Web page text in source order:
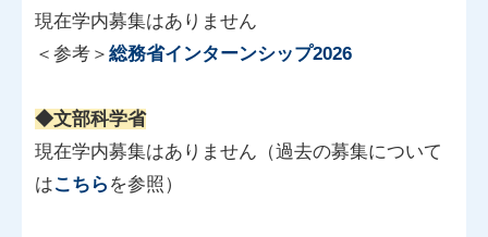
現在学内募集はありません
＜参考＞ 総務省インターンシップ2026
◆文部科学省
現在学内募集はありません（過去の募集について
はこちら を参照）